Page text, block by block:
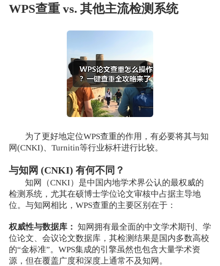
WPS查重 vs. 其他主流检测系统
为了更好地定位WPS查重的作用，有必要将其与知
网(CNKI)、Turnitin等行业标杆进行比较。
与知网 (CNKI) 有何不同？
知网（CNKI）是中国内地学术界公认的最权威的
检测系统，尤其在硕博士学位论文审核中占据主导地
位。与知网相比，WPS查重的主要区别在于：
权威性与数据库： 知网拥有最全面的中文学术期刊、学
位论文、会议论文数据库，其检测结果是国内多数高校
的“金标准”。WPS集成的引擎虽然也包含大量学术资
源，但在覆盖广度和深度上通常不及知网。